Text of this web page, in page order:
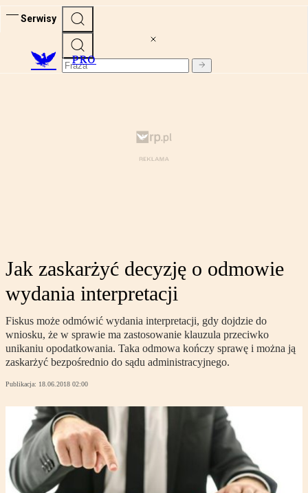
Serwisy
PRO
Jak zaskarżyć decyzję o odmowie
wydania interpretacji
Fiskus może odmówić wydania interpretacji, gdy dojdzie do
wniosku, że w sprawie ma zastosowanie klauzula przeciwko
unikaniu opodatkowania. Taka odmowa kończy sprawę i można ją
zaskarżyć bezpośrednio do sądu administracyjnego.
Publikacja: 18.06.2018 02:00